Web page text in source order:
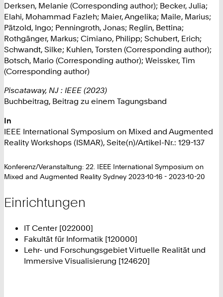
Derksen, Melanie (Corresponding author); Becker, Julia;
Elahi, Mohammad Fazleh; Maier, Angelika; Maile, Marius;
Pätzold, Ingo; Penningroth, Jonas; Reglin, Bettina;
Rothgänger, Markus; Cimiano, Philipp; Schubert, Erich;
Schwandt, Silke; Kuhlen, Torsten (Corresponding author);
Botsch, Mario (Corresponding author); Weissker, Tim
(Corresponding author)
Piscataway, NJ : IEEE (2023)
Buchbeitrag, Beitrag zu einem Tagungsband
In
IEEE International Symposium on Mixed and Augmented
Reality Workshops (ISMAR), Seite(n)/Artikel-Nr.: 129-137
Konferenz/Veranstaltung: 22. IEEE International Symposium on
Mixed and Augmented Reality Sydney 2023-10-16 - 2023-10-20
Einrichtungen
IT Center [022000]
Fakultät für Informatik [120000]
Lehr- und Forschungsgebiet Virtuelle Realität und
Immersive Visualisierung [124620]